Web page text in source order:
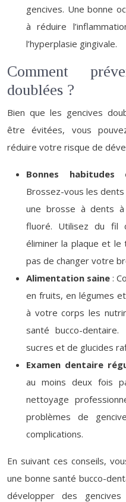
gencives. Une bonne
à réduire
l’hyperplasie gingivale.
Comment
doublées ?
Bien que les gencives
être évitées, vous
réduire votre risque de
Bonnes habitudes
Brossez-vous les
une brosse à dents
fluoré. Utilisez du fil
éliminer la plaque et le
pas de changer votre
Alimentation saine :
en fruits, en légumes
à votre corps les
santé bucco-
sucres et de glucides
Examen dentaire
au moins deux fois
nettoyage
problèmes de
complications.
En suivant ces conseils,
une bonne santé bucco-
développer des